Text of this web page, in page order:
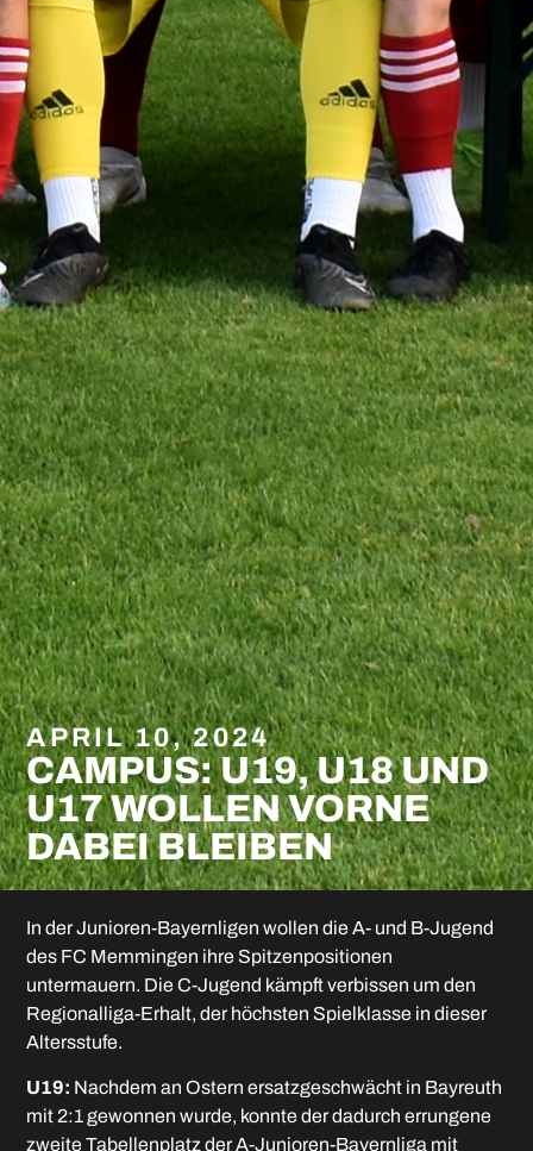
APRIL 10, 2024
CAMPUS: U19, U18 UND
U17 WOLLEN VORNE
DABEI BLEIBEN
In der Junioren-Bayernligen wollen die A- und B-Jugend
des FC Memmingen ihre Spitzenpositionen
untermauern. Die C-Jugend kämpft verbissen um den
Regionalliga-Erhalt, der höchsten Spielklasse in dieser
Altersstufe.
U19: Nachdem an Ostern ersatzgeschwächt in Bayreuth
mit 2:1 gewonnen wurde, konnte der dadurch errungene
zweite Tabellenplatz der A-Junioren-Bayernliga mit